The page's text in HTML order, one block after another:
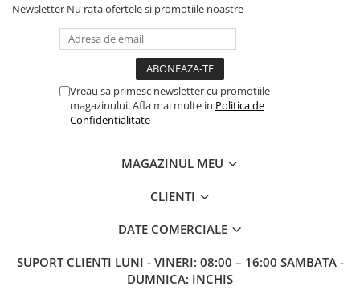
Newsletter Nu rata ofertele si promotiile noastre
Vreau sa primesc newsletter cu promotiile
magazinului. Afla mai multe in Politica de
Confidentialitate
MAGAZINUL MEU
CLIENTI
DATE COMERCIALE
SUPORT CLIENTI LUNI - VINERI: 08:00 – 16:00 SAMBATA -
DUMNICA: INCHIS